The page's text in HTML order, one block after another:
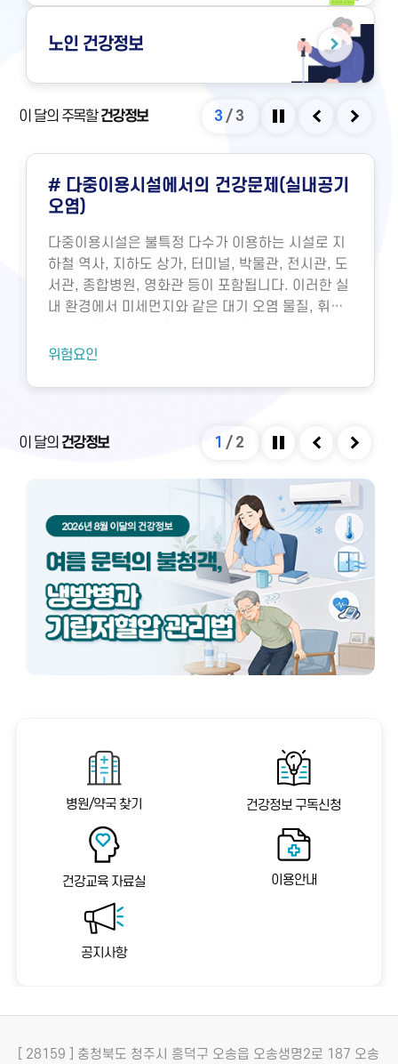
노인 건강정보
이 달의 주목할건강정보 3 /3
# 다중이용시설에서의 건강문제(실내공기
오염)
다중이용시설은 불특정 다수가 이용하는 시설로 지
하철 역사, 지하도 상가, 터미널, 박물관, 전시관, 도
서관, 종합병원, 영화관 등이 포함됩니다. 이러한 실
내 환경에서 미세먼지와 같은 대기 오염 물질, 휘발
오염물질에 노출되면 호흡기 질환 등 다양한 건강 문
가 부족하면 두통, 구토, 근육통, 불쾌감과 같은 빌딩
실내외 온도 차와 건조한 환경으로 인해 냉방병도 나
와 충분한 휴식을 통해 대부분 예방 및 관리할 수 있
위험요인
이 달의 건강정보 1 / 2
병원/약국 찾기 건강정보 구독신청
건강교육 자료실 이용안내
공지사항
[ 28159 ] 충청북도 청주시 흥덕구 오송읍 오송생명2로 187 오송